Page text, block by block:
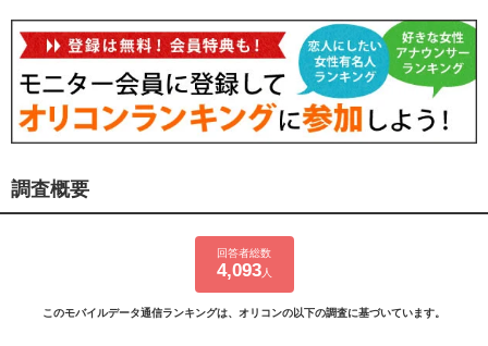
調査概要
回答者総数
4,093人
このモバイルデータ通信ランキングは、オリコンの以下の調査に基づいています。